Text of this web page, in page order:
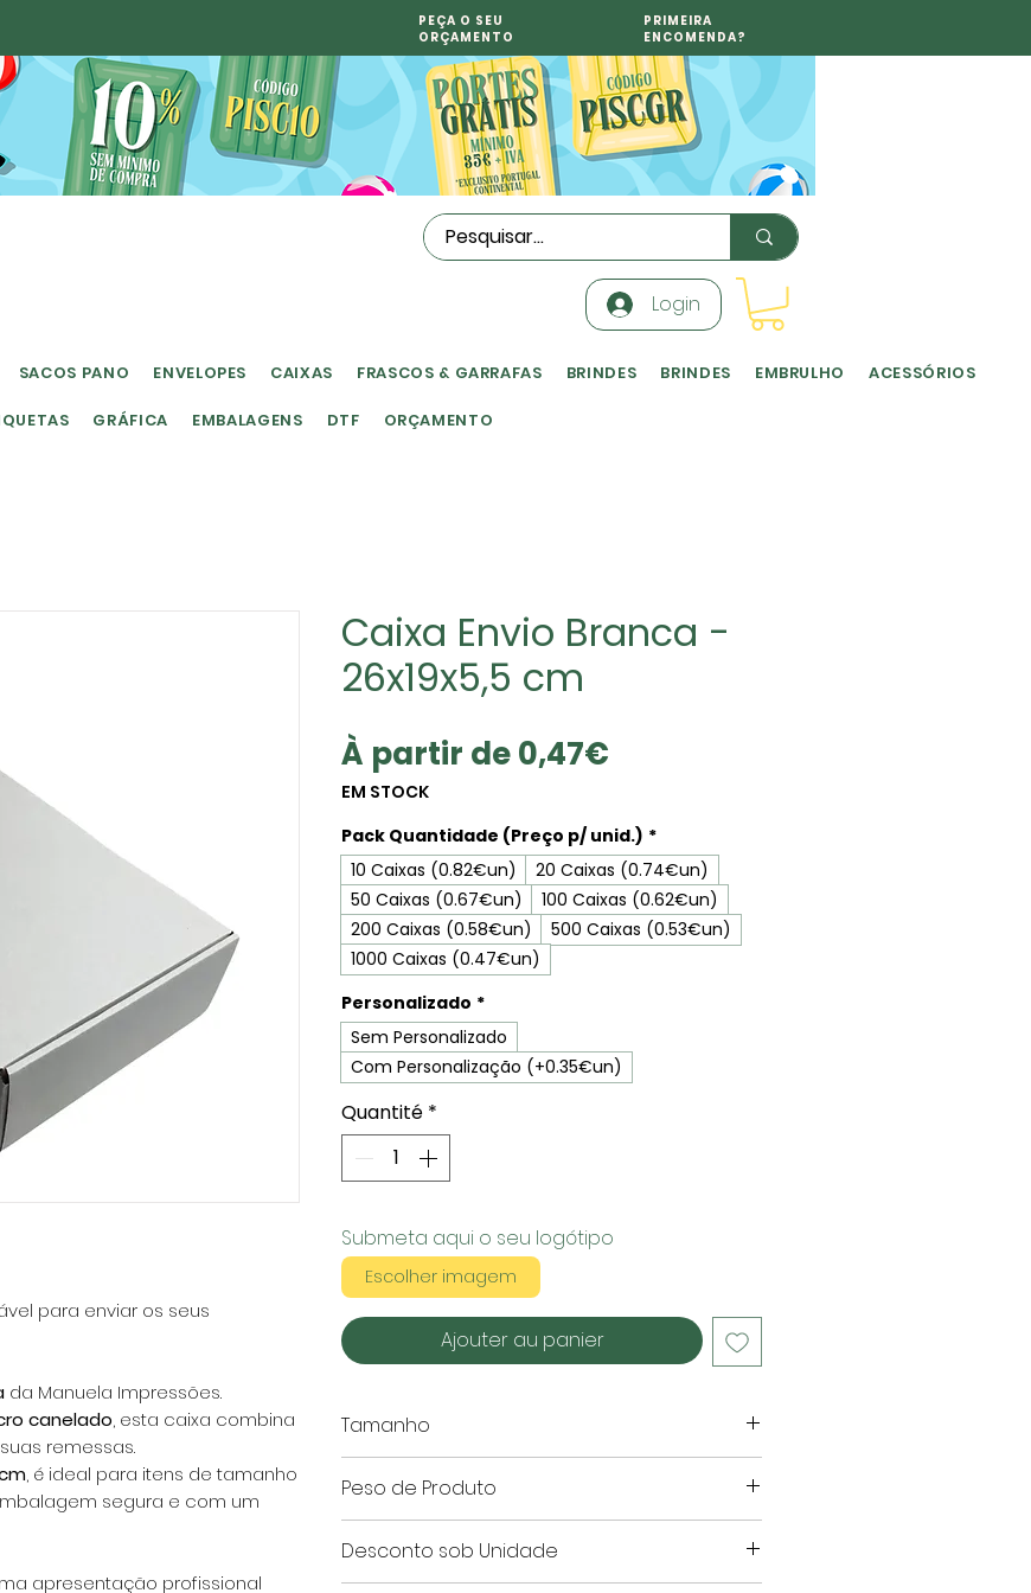
PEÇA O SEU
ORÇAMENTO
PRIMEIRA
ENCOMENDA?
Login
SACOS PANO ENVELOPES CAIXAS FRASCOS & GARRAFAS BRINDES BRINDES EMBRULHO ACESSÓRIOS
GRÁFICA EMBALAGENS DTF ORÇAMENTO
para enviar os seus
da Manuela Impressões.
canelado, esta caixa combina
remessas.
, é ideal para itens de tamanho
segura e com um
apresentação profissional
Caixa Envio Branca -
26x19x5,5 cm
À partir de0,47€
EM STOCK
Pack Quantidade (Preço p/ unid.) *
10 Caixas (0.82€un)
20 Caixas (0.74€un)
50 Caixas (0.67€un)
100 Caixas (0.62€un)
200 Caixas (0.58€un)
500 Caixas (0.53€un)
1000 Caixas (0.47€un)
Personalizado *
Sem Personalizado
Com Personalização (+0.35€un)
Quantité *
Submeta aqui o seu logótipo
Escolher imagem
Ajouter au panier
Tamanho
Peso de Produto
Desconto sob Unidade